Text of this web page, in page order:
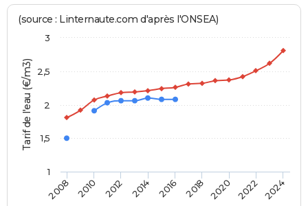
Tarif de l'eau (€/m3)
(source : Linternaute.com d'après l'ONSEA)
2008 2010 2012 2014 2016 2018 2020 2022 2024
1
1,5
2
2,5
3